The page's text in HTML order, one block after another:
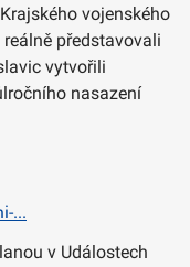
vojenského
představovali
vytvořili
nasazení
...
v Událostech